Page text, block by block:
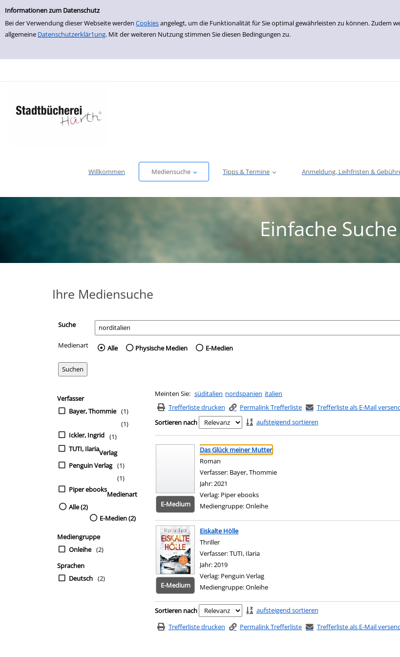
Einfache Suche
Informationen zum Datenschutz
Bei der Verwendung dieser Webseite werden Cookiesangelegt, um die Funktionalität für Sie optimal gewährleisten zu können. Zudem
allgemeine Datenschutzerklär1ung. Mit der weiteren Nutzung stimmen Sie diesen Bedingungen zu.
zur Navigation springen
zum Inhalt springen
Zu den Suchfiltern springen
Zur Trefferliste springen
Willkommen Mediensuche Tipps & Termine Anmeldung, Leihfristen &
Einfache Suche
Ihre Mediensuche
Suche
Medienart Wählen Sie die Medienart nach der Sie suchen wollen.
Alle Physische Medien E-Medien
Suchfilter
Zur Trefferliste springen
Verfasser
Bayer, Thommie (1)
Ickler, Ingrid
(1)
TUTI, Ilaria
(1)
Verlag
Penguin Verlag (1)
Piper ebooks
(1)
Medienart
Alle (2)
E-Medien (2)
Mediengruppe
Onleihe (2)
Sprachen
Deutsch (2)
Meinten Sie: süditalien nordspanien italien
Trefferliste drucken
Permalink Trefferliste
Trefferliste als E-Mail
Sortieren nach
aufsteigend sortieren
Suchergebnis
Zu den Suchfiltern springen
E-Medium
Das Glück meiner Mutter
Roman
Verfasser: Bayer, Thommie
Jahr:2021
Verlag: Piper ebooks
Mediengruppe:Onleihe
E-Medium
Eiskalte Hölle
Thriller
Verfasser:TUTI, Ilaria
Jahr:2019
Verlag: Penguin Verlag
Mediengruppe:Onleihe
Zu den Suchfiltern springen
Sortieren nach aufsteigend sortieren
Trefferliste drucken
Permalink Trefferliste Trefferliste als E-Mail